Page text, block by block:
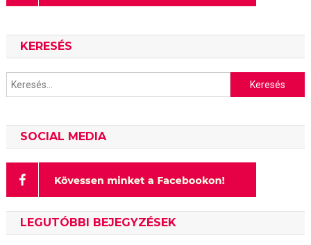
KERESÉS
Keresés:
SOCIAL MEDIA
LEGUTÓBBI BEJEGYZÉSEK